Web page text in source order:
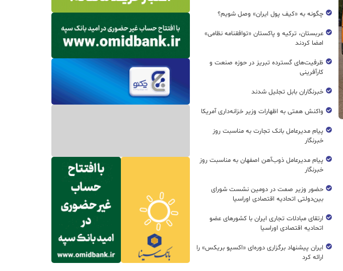
چگونه به «کیف پول ایران» وصل شویم؟
عربستان، ترکیه و پاکستان «توافقنامه نظامی»
امضا کردند
ظرفیت‌های گسترده‌ تبریز در حوزه صنعت و
کارآفرینی
خبرنگاران بابل تجلیل شدند
واکنش همتی به اظهارات وزیر خزانه‌داری آمریکا
پیام مدیرعامل بانک تجارت به مناسبت روز
خبرنگار
پیام مدیرعامل ذوب‌آهن اصفهان به مناسبت روز
خبرنگار
حضور وزیر صمت در دومین نشست شورای
بین‌دولتی اتحادیه اقتصادی اوراسیا
ارتقای مبادلات تجاری ایران با کشورهای عضو
اتحادیه اقتصادی اوراسیا
ایران پیشنهاد برگزاری دوره‌ای «اکسپو بریکس» را
ارائه کرد